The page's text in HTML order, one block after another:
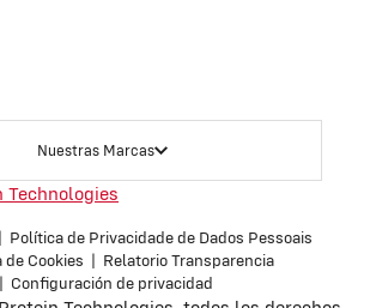
Nuestras Marcas
Política de Privacidade de Dados Pessoais
de Cookies
Relatorio Transparencia
Configuración de privacidad